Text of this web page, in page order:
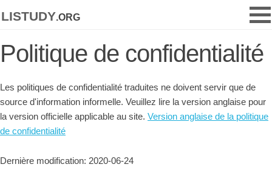
listudy.org
Politique de confidentialité
Les politiques de confidentialité traduites ne doivent servir que de
source d'information informelle. Veuillez lire la version anglaise pour
la version officielle applicable au site. Version anglaise de la politique
de confidentialité
Dernière modification: 2020-06-24